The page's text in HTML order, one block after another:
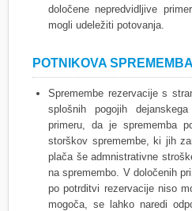
določene nepredvidljive
mogli udeležiti potovanja.
POTNIKOVA
Spremembe rezervacije s
splošnih pogojih
primeru, da je sprememba
storškov spremembe, ki jih
plača še admnistrativne
na spremembo. V določenih
po potrditvi rezervacije niso
mogoča, se lahko naredi